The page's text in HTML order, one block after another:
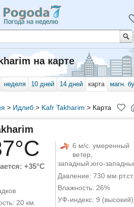
на карте
неделя 10 дней 14 дней карта магн.
> Идлиб> Kafr Takharim > Карта
+35°C
20 км.
6 м/с. умеренный
ветер,
западный,юго-
Давление: 730 мм рт.ст.
Влажность: 26%
УФ-индекс: 9 (высокий)